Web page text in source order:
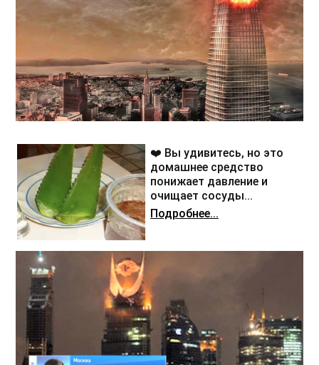
❤️ Вы удивитесь, но это
домашнее средство
понижает давление и
очищает сосуды...
Подробнее...